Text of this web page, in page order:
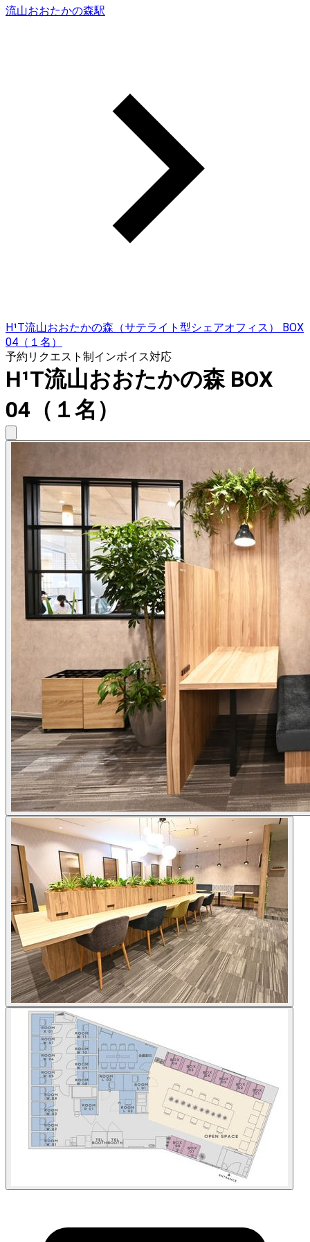
流山おおたかの森駅
H¹T流山おおたかの森（サテライト型シェアオフィス） BOX
04（１名）
予約リクエスト制インボイス対応
H¹T流山おおたかの森 BOX
04（１名）